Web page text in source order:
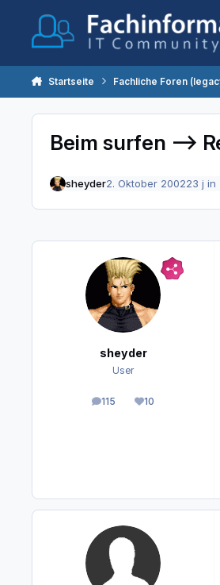
Startseite Fachliche Foren
Beim surfen -->
sheyder2. Oktober 200223 j in
sheyder
User
115
Beiträge10
Reputation